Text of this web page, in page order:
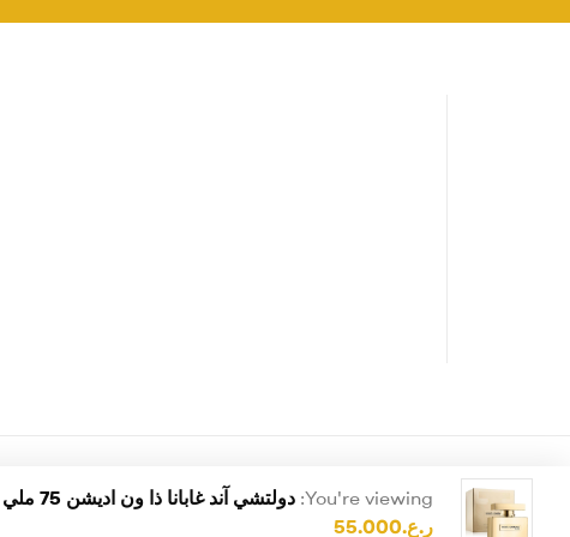
You're viewing: دولتشي آند غابانا ذا ون اديشن 75 ملي – نسائي
ر.ع.55.000